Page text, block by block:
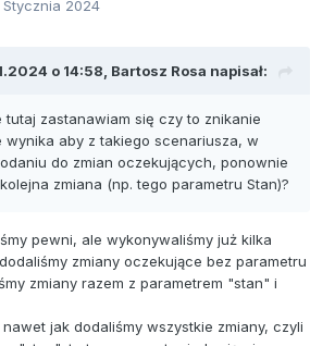
Stycznia 2024
o 14:58, Bartosz Rosa napisał:
tutaj zastanawiam się czy to znikanie
wynika aby z takiego scenariusza, w
do zmian oczekujących, ponownie
zmiana (np. tego parametru Stan)?
pewni, ale wykonywaliśmy już kilka
zmiany oczekujące bez parametru
zmiany razem z parametrem "stan" i
jak dodaliśmy wszystkie zmiany, czyli